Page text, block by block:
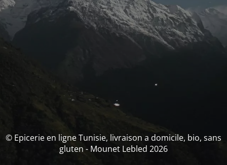
© Epicerie en ligne Tunisie, livraison a domicile, bio, sans
gluten - Mounet Lebled 2026